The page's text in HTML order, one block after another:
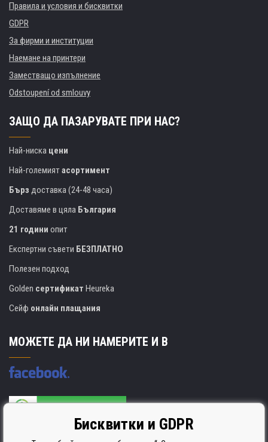
Правила и условия и бисквитки
GDPR
За фирми и институции
Наемане на принтери
Заместващо изпълнение
Odstoupení od smlouvy
ЗАЩО ДА ПАЗАРУВАТЕ ПРИ НАС?
Най-ниска цени
Най-големиятасортимент
Бърз доставка (24-48 часа)
Доставяме в цяла България
21 години опит
Експертни съвети БЕЗПЛАТНО
Полезен подход
Golden сертификат Heureka
Сейф онлайн плащания
МОЖЕТЕ ДА НИ НАМЕРИТЕ И В
Производителят на касети е сертифициран
Бисквитки и GDPR